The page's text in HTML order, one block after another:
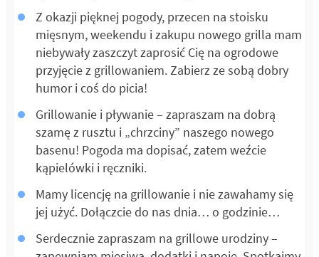
Z okazji pięknej pogody, przecen na stoisku
mięsnym, weekendu i zakupu nowego grilla mam
niebywały zaszczyt zaprosić Cię na ogrodowe
przyjęcie z grillowaniem. Zabierz ze sobą dobry
humor i coś do picia!
Grillowanie i pływanie – zapraszam na dobrą
szamę z rusztu i „chrzciny” naszego nowego
basenu! Pogoda ma dopisać, zatem weźcie
kąpielówki i ręczniki.
Mamy licencję na grillowanie i nie zawahamy się
jej użyć. Dołączcie do nas dnia… o godzinie…
Serdecznie zapraszam na grillowe urodziny –